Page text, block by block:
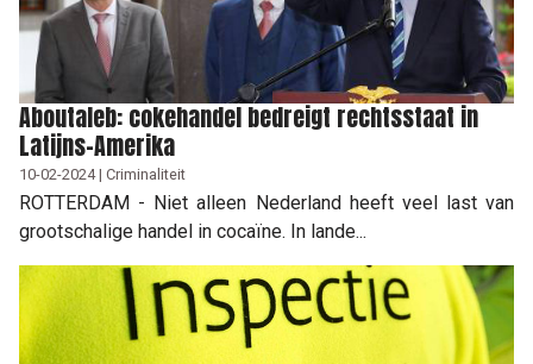
Aboutaleb: cokehandel bedreigt rechtsstaat in
Latijns-Amerika
10-02-2024 | Criminaliteit
ROTTERDAM - Niet alleen Nederland heeft veel last van
grootschalige handel in cocaïne. In lande...